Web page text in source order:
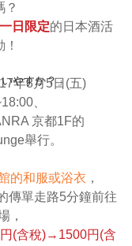
やすか？」
？
一日限定的日本酒活
！
年8月5日(五)
、
京都1F的
舉行。
的和服或浴衣 ，
傳單走路5分鐘前往
，
(含稅)→1500円(含